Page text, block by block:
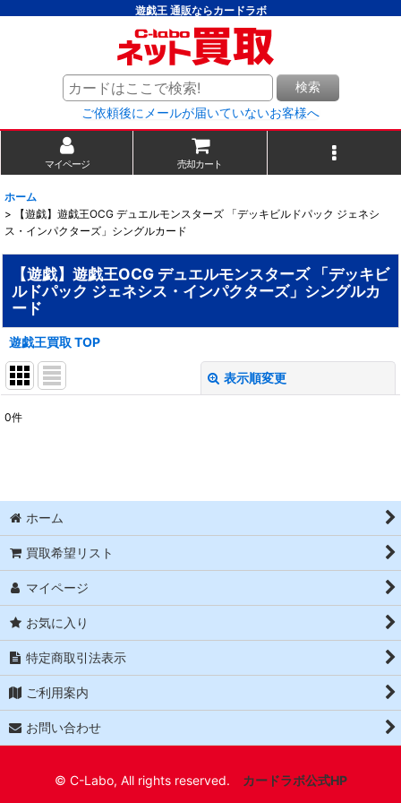
遊戯王 通販ならカードラボ
検索
ご依頼後にメールが届いていないお客様へ
マイページ 売却カート
ホーム
>
【遊戯】遊戯王OCG デュエルモンスターズ 「デッキビルドパック ジェネシ
ス・インパクターズ」シングルカード
【遊戯】遊戯王OCG デュエルモンスターズ 「デッキビ
ルドパック ジェネシス・インパクターズ」シングルカ
ード
遊戯王買取 TOP
表示順変更
0件
ホーム
買取希望リスト
マイページ
お気に入り
特定商取引法表示
ご利用案内
お問い合わせ
© C-Labo, All rights reserved. カードラボ公式HP